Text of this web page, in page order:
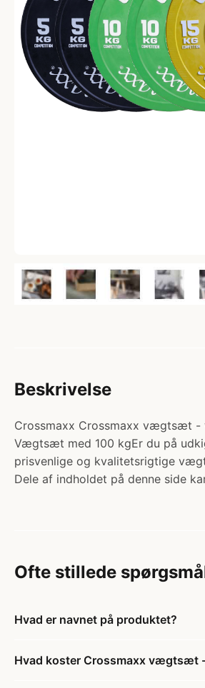
Beskrivelse
Crossmaxx Crossmaxx vægtsæt -
Vægtsæt med 100 kgEr du på
prisvenlige og kvalitetsrigtige
Dele af indholdet på denne side
Ofte stillede
Hvad er navnet på produktet?
Hvad koster Crossmaxx vægtsæt